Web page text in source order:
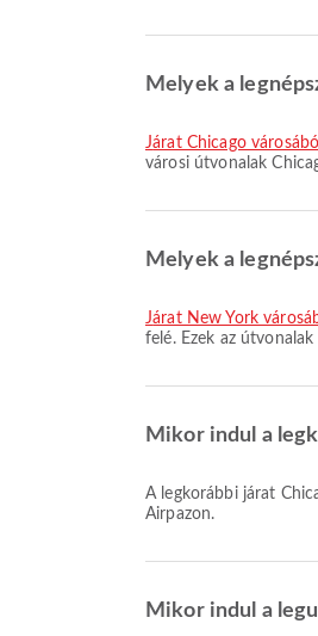
Melyek a
járat Chicago
városi útvonalak
Melyek a
járat New York
felé. Ezek az
Mikor indul a
A legkorábbi járat Chicago városából Charlotte felé a légitársasággal 00:00 időpontban indul. Ezt a menetrendet megtekintheti, és más elérhető járatokat is összehasonlíthat az
Airpazon.
Mikor indul a